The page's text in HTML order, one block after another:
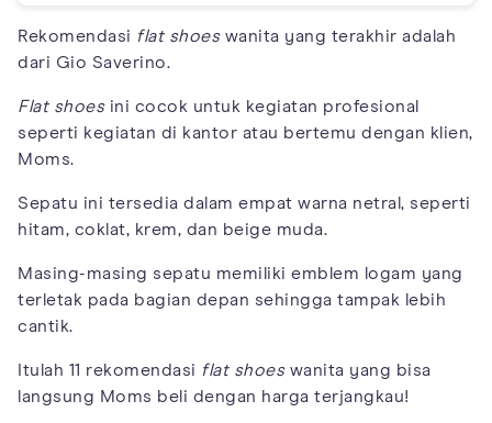
Rekomendasi flat shoeswanita yang terakhir adalah
dari Gio Saverino.
Flat shoesini cocok untuk kegiatan profesional
seperti kegiatan di kantor atau bertemu dengan klien,
Moms.
Sepatu ini tersedia dalam empat warna netral, seperti
hitam, coklat, krem, dan beige muda.
Masing-masing sepatu memiliki emblem logam yang
terletak pada bagian depan sehingga tampak lebih
cantik.
Itulah 11 rekomendasi flat shoeswanita yang bisa
langsung Moms beli dengan harga terjangkau!